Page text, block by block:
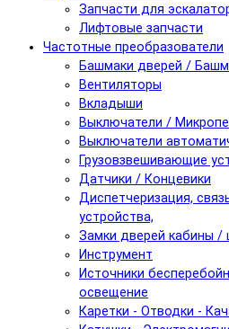
Запчасти для
Лифтовые запчасти
Частотные преобразователи
Башмаки дверей /
Вентиляторы
Вкладыши
Выключатели /
Выключатели
Грузовзвешивающие
Датчики / Концевики
Диспетчеризация,
устройства,
Замки дверей кабины /
Инструмент
Источники
освещение
Каретки - Отводки -